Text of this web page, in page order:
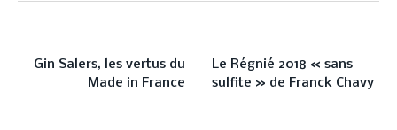
Gin Salers, les vertus du
Made in France
Le Régnié 2018 « sans
sulfite » de Franck Chavy